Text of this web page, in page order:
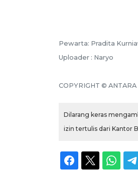
Pewarta: Pradita
Uploader : Naryo
COPYRIGHT ©
Dilarang keras
izin tertulis dari Kantor